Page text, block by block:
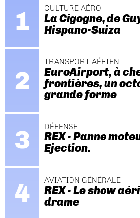
CULTURE AÉRO
La Cigogne, de
Hispano-Suiza
TRANSPORT AÉRIEN
EuroAirport, à
frontières, un
grande forme
DÉFENSE
REX - Panne
Ejection.
AVIATION GÉNÉRALE
REX - Le show
drame